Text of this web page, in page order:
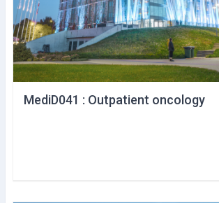
MediD041 : Outpatient oncology